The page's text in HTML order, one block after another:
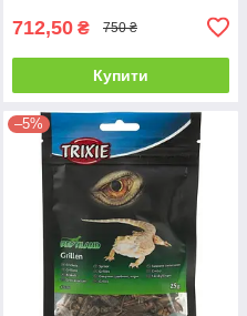
712,50 ₴ 750 ₴
Купити
–5%